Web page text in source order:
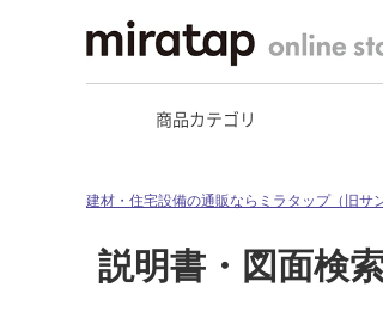
商品カテゴリ
建材・住宅設備の通販ならミラタップ（旧サ
説明書・図面検